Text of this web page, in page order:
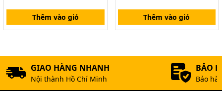
Thêm vào giỏ Thêm vào giỏ
GIAO HÀNG NHANH
Nội thành Hồ Chí Minh
BẢO
Bảo